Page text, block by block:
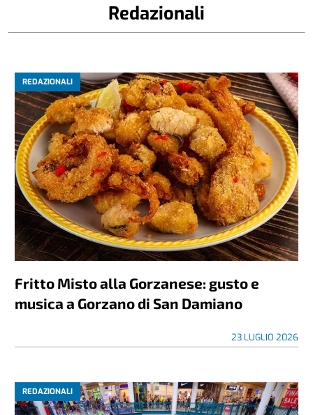
Redazionali
REDAZIONALI
Fritto Misto alla Gorzanese: gusto e
musica a Gorzano di San Damiano
23 LUGLIO 2026
REDAZIONALI